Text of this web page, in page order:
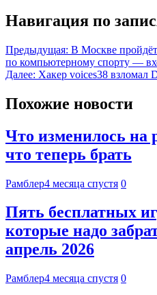
Навигация по
Предыдущая: В Москве
по компьютерному спорту —
Далее: Хакер voices38 взломал
Похожие новости
Что изменилось на
что теперь брать
Рамблер4 месяца спустя 0
Пять бесплатных
которые надо
апрель 2026
Рамблер4 месяца спустя 0